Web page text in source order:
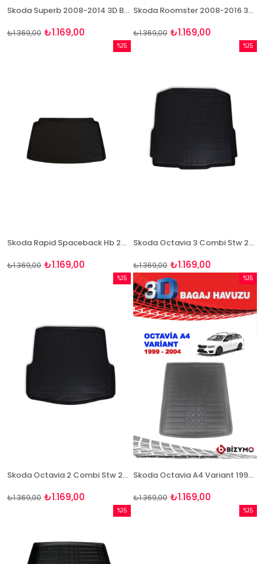
Skoda Superb 2008-2014 3D Bagaj Havuzu Bizymo
₺1.169,00
₺1.369,00
Skoda Roomster 2008-2016 3D Bagaj Havuzu Bizymo
₺1.169,00
₺1.369,00
Skoda Rapid Spaceback Hb 2014 Ve Sonrası 3D Bagaj Havuzu Bizymo
₺1.169,00
₺1.369,00
%15
Skoda Octavia 3 Combi Stw 2013 ve Sonrası 3D Bagaj Havuzu Bizymo
₺1.169,00
₺1.369,00
%15
Skoda Octavia 2 Combi Stw 2005-2012 3D Bagaj Havuzu Bizymo
₺1.169,00
₺1.369,00
%15
İndirim
%15İndirim
Skoda Octavia A4 Variant 1999-2004 3D Bagaj Havuzu Bizymo
₺1.169,00
₺1.369,00
%15
İndirim
%15
%15